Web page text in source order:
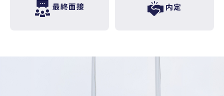
最終面接 内定